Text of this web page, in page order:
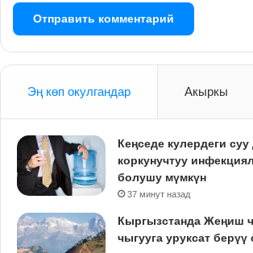
Эң көп окулгандар Акыркы
Кеңседе кулердеги
коркунучтуу
болушу мүмкүн
37 минут назад
Кыргызстанда Жеңиш
чыгууга уруксат